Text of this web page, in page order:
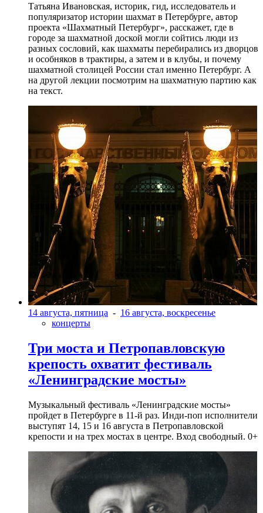
Татьяна Ивановская, историк, гид, исследователь и
популяризатор истории шахмат в Петербурге, автор
проекта «Шахматный Петербург», расскажет, где в
городе за шахматной доской могли сойтись люди из
разных сословий, как шахматы перебирались из дворцов
и особняков в трактиры, а затем и в клубы, и почему
шахматной столицей России стал именно Петербург. А
на другой лекции посмотрим на шахматную партию как
на текст.
14 августа, пятница - 16 августа, воскресенье
концерты
Три моста и Петропавловскую
крепость охватит фестиваль
«Ленинградские мосты»
Музыкальный фестиваль «Ленинградские мосты»
пройдет в Петербурге в 11-й раз. Инди-поп исполнители
выступят 14, 15 и 16 августа в Петропавловской
крепости и на трех мостах в центре. Вход свободный. 0+